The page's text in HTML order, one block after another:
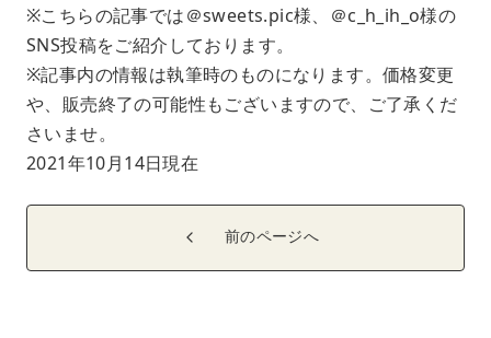
※こちらの記事では＠sweets.pic様、＠c_h_ih_o様の
SNS投稿をご紹介しております。
※記事内の情報は執筆時のものになります。価格変更
や、販売終了の可能性もございますので、ご了承くだ
さいませ。
2021年10月14日現在
前のページへ